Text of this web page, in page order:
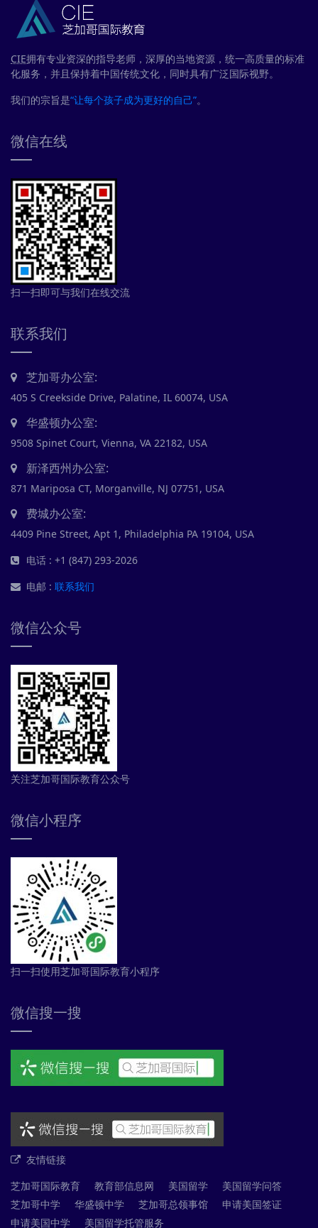
CIE拥有专业资深的指导老师，深厚的当地资源，统一高质量的标准
化服务，并且保持着中国传统文化，同时具有广泛国际视野。
我们的宗旨是“让每个孩子成为更好的自己”。
微信在线
扫一扫即可与我们在线交流
联系我们
芝加哥办公室:
405 S Creekside Drive, Palatine, IL 60074, USA
华盛顿办公室:
9508 Spinet Court, Vienna, VA 22182, USA
新泽西州办公室:
871 Mariposa CT, Morganville, NJ 07751, USA
费城办公室:
4409 Pine Street, Apt 1, Philadelphia PA 19104, USA
电话 : +1 (847) 293-2026
电邮 : 联系我们
微信公众号
关注芝加哥国际教育公众号
微信小程序
扫一扫使用芝加哥国际教育小程序
微信搜一搜
友情链接
芝加哥国际教育
教育部信息网 美国留学
美国留学问答
芝加哥中学
华盛顿中学 芝加哥总领事馆
申请美国签证
申请美国中学
美国留学托管服务